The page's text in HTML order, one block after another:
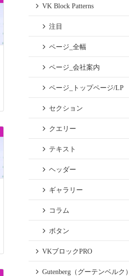
VK Block Patterns
注目
ページ_全幅
ページ_会社案内
ページ_トップページ/LP
セクション
クエリー
テキスト
ヘッダー
ギャラリー
コラム
ボタン
VKブロックPRO
Gutenberg（グーテンベルク）